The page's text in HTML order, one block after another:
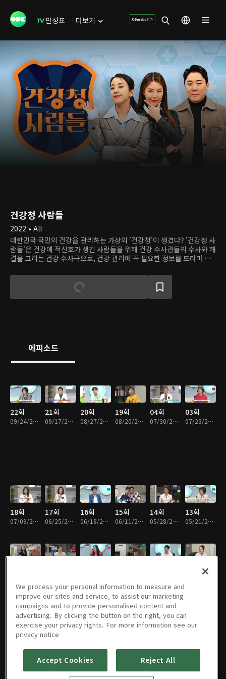
편성표 더보기
건강청 사람들
2022 • All
대한민국 국민의 건강을 관리하는 가상의 '건강청'이 생겼다? '건강청 사
람들'은 건강에 적신호가 생긴 사람들을 위해 건강 수사관들의 수사와 해
결을 그리는 건강 수사극으로, 건강 관리에 꼭 필요한 정보를 드라마 형
에피소드
22회
09/24/2022 • 53분
21회
09/17/2022 • 52분
20회
08/27/2022 • 52분
19회
08/20/2022 • 53분
04회
07/30/2022 • 53분
03회
07/23/2022 • 53분
18회
07/09/2022 • 52분
17회
06/25/2022 • 53분
16회
06/18/2022 • 53분
15회
06/11/2022 • 52분
14회
05/28/2022 • 52분
13회
05/21/2022 • 52분
07회
03/26/2022 • 52분
06회 05회 04회 03회 02회
We process your personal information to measure and
improve our sites and service, to assist our marketing
campaigns and to provide personalised content and
advertising. By clicking the button on the right, you can
exercise your privacy rights. For more information see our
privacy notice
Accept Cookies Reject All